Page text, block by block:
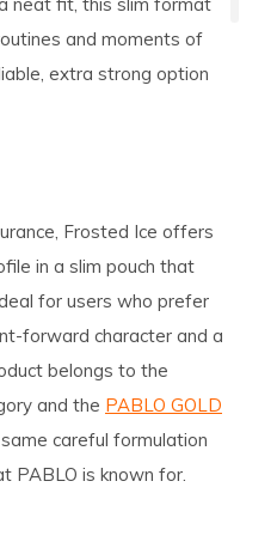
and moments of
extra strong option
Frosted Ice offers
in a slim pouch that
for users who prefer
forward character and a
belongs to the
and the PABLO GOLD
careful formulation
PABLO is known for.